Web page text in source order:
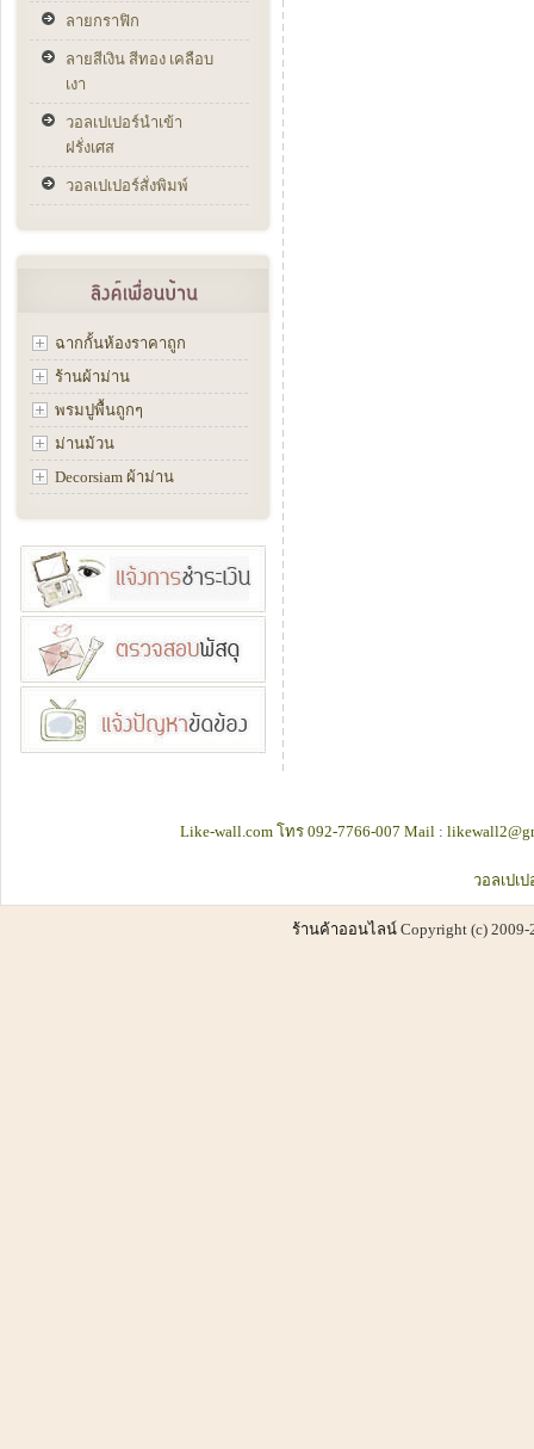
ลายกราฟิก
ลายสีเงิน สีทอง เคลือบ
เงา
วอลเปเปอร์นำเข้า
ฝรั่งเศส
วอลเปเปอร์สั่งพิมพ์
ฉากกั้นห้องราคาถูก
ร้านผ้าม่าน
พรมปูพื้นถูกๆ
ม่านม้วน
Decorsiam ผ้าม่าน
Like-wall.com โทร 092-7766-007 Mail :
วอลเปเ
ร้านค้าออนไลน์Copyright (c)